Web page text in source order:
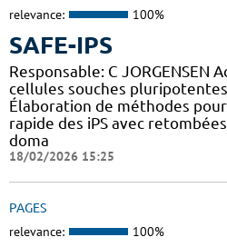
relevance: 100%
SAFE-IPS
Responsable: C JORGENSEN
cellules souches pluripotentes
Élaboration de méthodes
rapide des iPS avec
doma
18/02/2026 15:25
PAGES
relevance: 100%